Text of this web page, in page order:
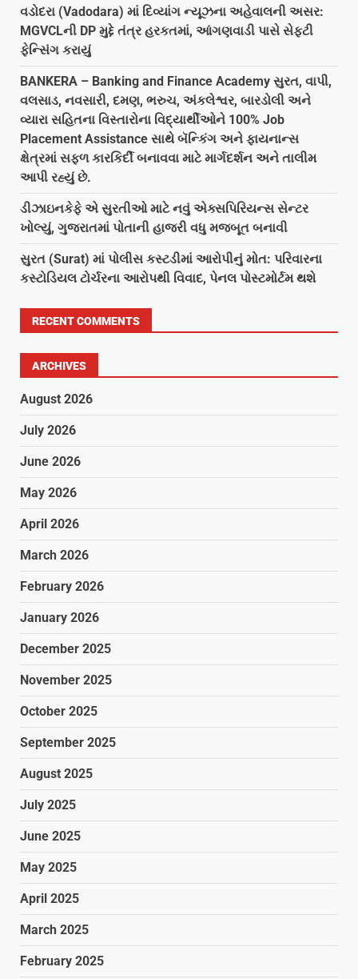
વડોદરા (Vadodara) માં દિવ્યાંગ ન્યૂઝના અહેવાલની અસર:
MGVCLની DP મુદ્દે તંત્ર હરકતમાં, આંગણવાડી પાસે સેફ્ટી
ફેન્સિંગ કરાયું
BANKERA – Banking and Finance Academy સુરત, વાપી,
વલસાડ, નવસારી, દમણ, ભરુચ, અંકલેશ્વર, બારડોલી અને
વ્યારા સહિતના વિસ્તારોના વિદ્યાર્થીઓને 100% Job
Placement Assistance સાથે બૅન્કિંગ અને ફાયનાન્સ
ક્ષેત્રમાં સફળ કારકિર્દી બનાવવા માટે માર્ગદર્શન અને તાલીમ
આપી રહ્યું છે.
ડીઝાઇનકેફે એ સુરતીઓ માટે નવું એક્સપિરિયન્સ સેન્ટર
ખોલ્યું, ગુજરાતમાં પોતાની હાજરી વધુ મજબૂત બનાવી
સુરત (Surat) માં પોલીસ કસ્ટડીમાં આરોપીનું મોત: પરિવારના
કસ્ટોડિયલ ટોર્ચરના આરોપથી વિવાદ, પેનલ પોસ્ટમોર્ટમ થશે
RECENT COMMENTS
ARCHIVES
August 2026
July 2026
June 2026
May 2026
April 2026
March 2026
February 2026
January 2026
December 2025
November 2025
October 2025
September 2025
August 2025
July 2025
June 2025
May 2025
April 2025
March 2025
February 2025